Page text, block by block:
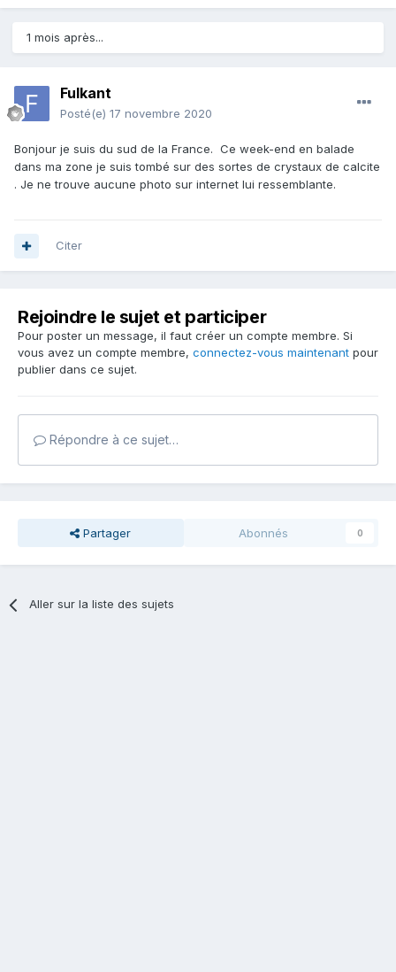
1 mois après...
Fulkant
Posté(e) 17 novembre 2020
Bonjour je suis du sud de la France. Ce week-end en balade
dans ma zone je suis tombé sur des sortes de crystaux de calcite
. Je ne trouve aucune photo sur internet lui ressemblante.
Citer
Rejoindre le sujet et participer
Pour poster un message, il faut créer un compte membre. Si
vous avez un compte membre, connectez-vous maintenant pour
publier dans ce sujet.
Répondre à ce sujet…
Partager Abonnés 0
Aller sur la liste des sujets